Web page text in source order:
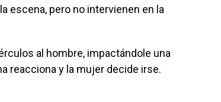
escena, pero no intervienen en la
al hombre, impactándole una
reacciona y la mujer decide irse.